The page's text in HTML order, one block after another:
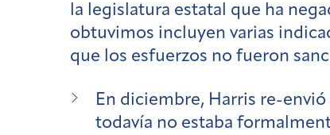
la legislatura estatal que ha
obtuvimos incluyen varias
que los esfuerzos no fueron
En diciembre, Harris re-
todavía no estaba